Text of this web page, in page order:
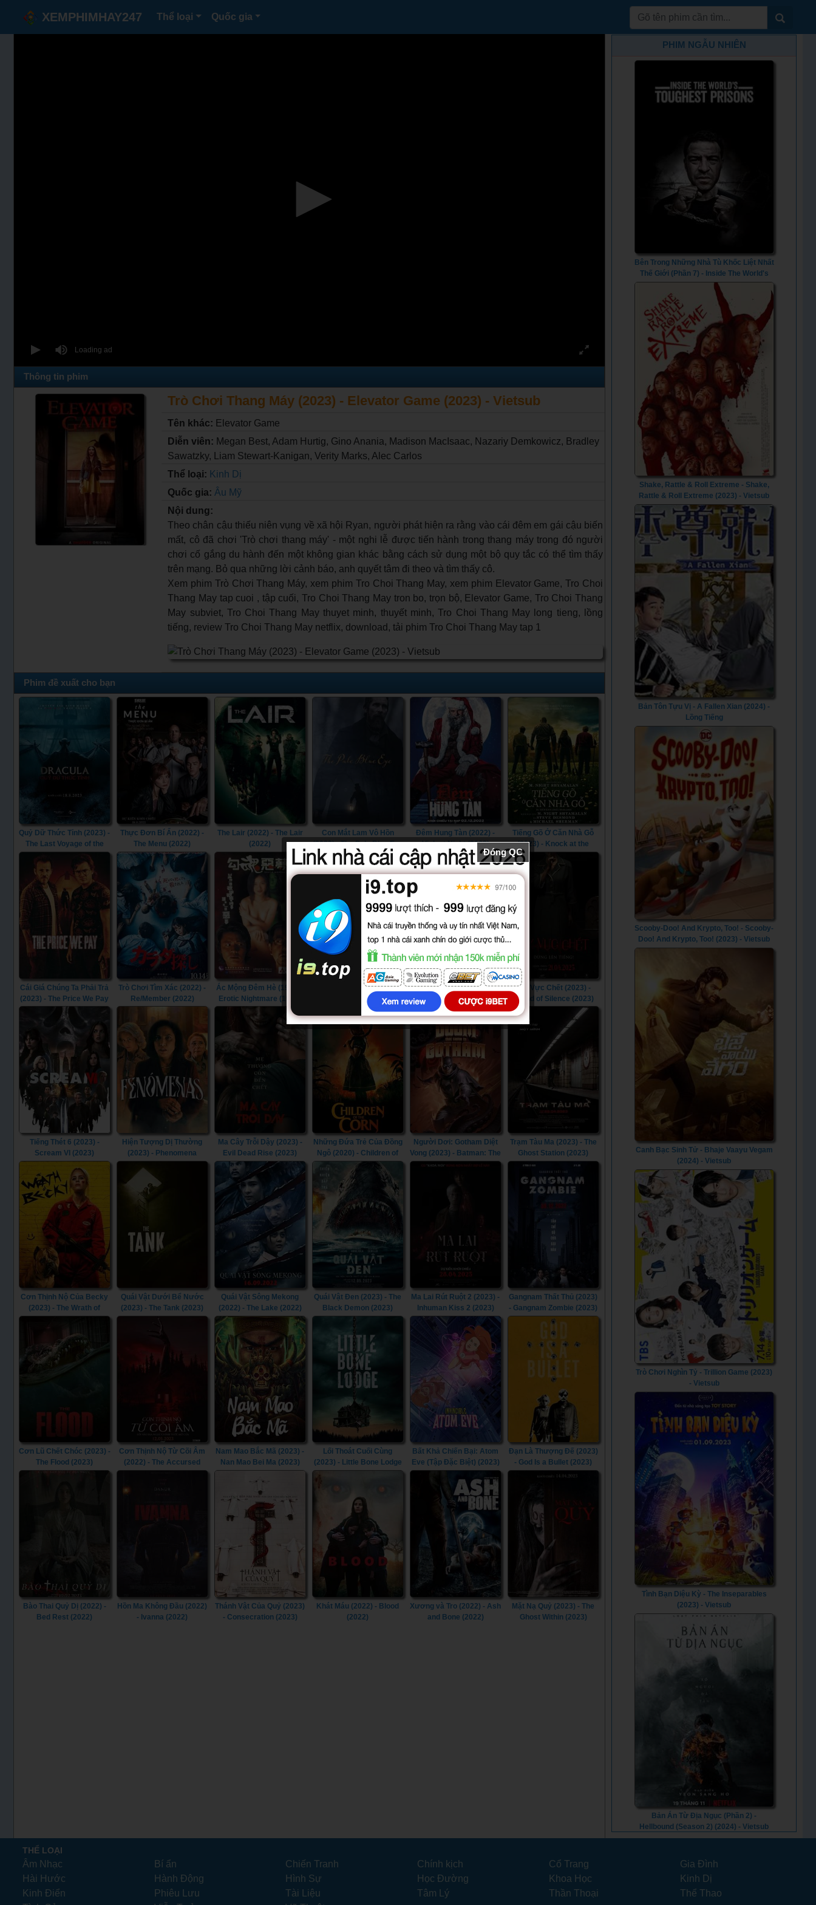
XEMPHIMHAY247 Thể loại Quốc gia
Thông tin phim
Trò Chơi Thang Máy (2023) - Elevator Game (2023) - Vietsub
Tên khác: Elevator Game
Diễn viên: Megan Best, Adam Hurtig, Gino Anania, Madison MacIsaac, Nazariy Demkowicz, Bradley
Sawatzky, Liam Stewart-Kanigan, Verity Marks, Alec Carlos
Thể loại: Kinh Dị
Quốc gia: Âu Mỹ
Nội dung:
Theo chân cậu thiếu niên vụng về xã hội Ryan, người phát hiện ra rằng vào cái đêm em gái cậu biến
mất, cô đã chơi 'Trò chơi thang máy' - một nghi lễ được tiến hành trong thang máy trong đó người
chơi cố gắng du hành đến một không gian khác bằng cách sử dụng một bộ quy tắc có thể tìm thấy
trên mạng. Bỏ qua những lời cảnh báo, anh quyết tâm đi theo và tìm thấy cô.
Xem phim Trò Chơi Thang Máy, xem phim Tro Choi Thang May, xem phim Elevator Game, Tro Choi
Thang May tap cuoi , tập cuối, Tro Choi Thang May tron bo, trọn bộ, Elevator Game, Tro Choi Thang
May subviet, Tro Choi Thang May thuyet minh, thuyết minh, Tro Choi Thang May long tieng, lồng
tiếng, review Tro Choi Thang May netflix, download, tải phim Tro Choi Thang May tap 1
Phim đề xuất cho bạn
Quỷ Dữ Thức Tỉnh (2023) -
The Last Voyage of the
Thực Đơn Bí Ẩn (2022) -
The Menu (2022)
The Lair (2022) - The Lair
(2022)
Con Mắt Lam Vô Hồn
(2022) - The Pale Blue Eye
(2022)
Đêm Hung Tàn (2022) -
Violent Night (2022)
Tiếng Gõ Ở Căn Nhà Gỗ
(2023) - Knock at the
Cabin (2023)
Cái Giá Chúng Ta Phải Trả
(2023) - The Price We Pay
(2023)
Trò Chơi Tìm Xác (2022) -
Re/Member (2022)
Ác Mộng Đêm Hè (1999) -
Erotic Nightmare (1999)
Gấu Pooh: Máu và Mật
(2023) - Winnie-the-Pooh:
Blood and Honey (2023)
Nô Lệ Tình Dục (2013) -
Sweet Whip (2013)
Âm Vực Chết (2023) -
Sound of Silence (2023)
Tiếng Thét 6 (2023) -
Scream VI (2023)
Hiện Tượng Dị Thường
(2023) - Phenomena
Ma Cây Trỗi Dậy (2023) -
Evil Dead Rise (2023)
Những Đứa Trẻ Của Đồng
Ngô (2020) - Children of
the Corn (2020)
Người Dơi: Gotham Diệt
Vong (2023) - Batman: The
Doom That Came to
Trạm Tàu Ma (2023) - The
Ghost Station (2023)
Cơn Thịnh Nộ Của Becky
(2023) - The Wrath of
Becky (2023)
Quái Vật Dưới Bể Nước
(2023) - The Tank (2023)
Quái Vật Sông Mekong
(2022) - The Lake (2022)
Quái Vật Đen (2023) - The
Black Demon (2023)
Ma Lai Rút Ruột 2 (2023) -
Inhuman Kiss 2 (2023)
Gangnam Thất Thủ (2023)
- Gangnam Zombie (2023)
Cơn Lũ Chết Chóc (2023) -
The Flood (2023)
Cơn Thịnh Nộ Từ Cõi Âm
(2022) - The Accursed
Nam Mao Bắc Mã (2023) -
Nan Mao Bei Ma (2023)
Lối Thoát Cuối Cùng
(2023) - Little Bone Lodge
Bất Khả Chiến Bại: Atom
Eve (Tập Đặc Biệt) (2023)
(2023)
Đạn Là Thượng Đế (2023)
- God Is a Bullet (2023)
Bào Thai Quỷ Dị (2022) -
Bed Rest (2022)
Hồn Ma Không Đầu (2022)
- Ivanna (2022)
Thánh Vật Của Quỷ (2023)
- Consecration (2023)
Khát Máu (2022) - Blood
(2022)
Xương và Tro (2022) - Ash
and Bone (2022)
Mặt Nạ Quỷ (2023) - The
Ghost Within (2023)
PHIM NGẪU NHIÊN
Bên Trong Những Nhà Tù Khốc Liệt Nhất
Thế Giới (Phần 7) - Inside The World's
Toughest Prisons (Season 7) (2023) -
Vietsub
Shake, Rattle & Roll Extreme - Shake,
Rattle & Roll Extreme (2023) - Vietsub
Bản Tôn Tựu Vị - A Fallen Xian (2024) -
Lồng Tiếng
Scooby-Doo! And Krypto, Too! - Scooby-
Doo! And Krypto, Too! (2023) - Vietsub
Canh Bạc Sinh Tử - Bhaje Vaayu Vegam
(2024) - Vietsub
Trò Chơi Nghìn Tỷ - Trillion Game (2023)
- Vietsub
Tình Bạn Diệu Kỳ - The Inseparables
(2023) - Vietsub
Bản Án Từ Địa Ngục (Phần 2) -
Hellbound (Season 2) (2024) - Vietsub
THỂ LOẠI
Âm Nhạc Bí ẩn Chiến Tranh Chính kịch Cổ Trang
Gia Đình
Hài Hước
Hành Động Hình Sự Học Đường Khoa Học
Kinh Dị
Kinh Điển
Phiêu Lưu Tài Liệu Tâm Lý Thần Thoại
Thể Thao
Đóng QC